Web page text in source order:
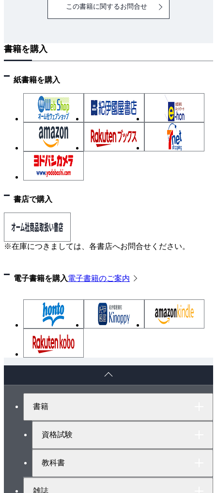
3.6 その他の機能、仕様
3.7 VR、AR、MR 技術による映像の世界
4章 デジタルディスクレコーダー
4.1 BD/HDD レコーダー
4.2 BD のコピープロテクト
4.4 記録用ディスク
4.5 Ultra HD Blu-ray 規格
4.6 Blu-ray AV 規格Version5.0
4.7 4K チューナー内蔵BD/HDD レコーダー
4.8 SeeQVault（シーキューボルト）
4.9 外付けUSB HDD による録画
5章 ビデオカメラ
5.1 ビデオカメラの概要
5.3 4K ビデオカメラ
5.5 ビデオカメラの付加機能
5.7 360 度カメラとVR スコープ
5.8 ネットワークカメラ
6章 デジタルカメラ
6.4 露出に関する基礎知識
6.6 主な付加機能
この書籍に関するお問合せ
書籍を購入
紙書籍を購入
書店で購入
※在庫につきましては、各書店へお問合せください。
電子書籍を購入電子書籍のご案内
書籍
資格試験
教科書
雑誌